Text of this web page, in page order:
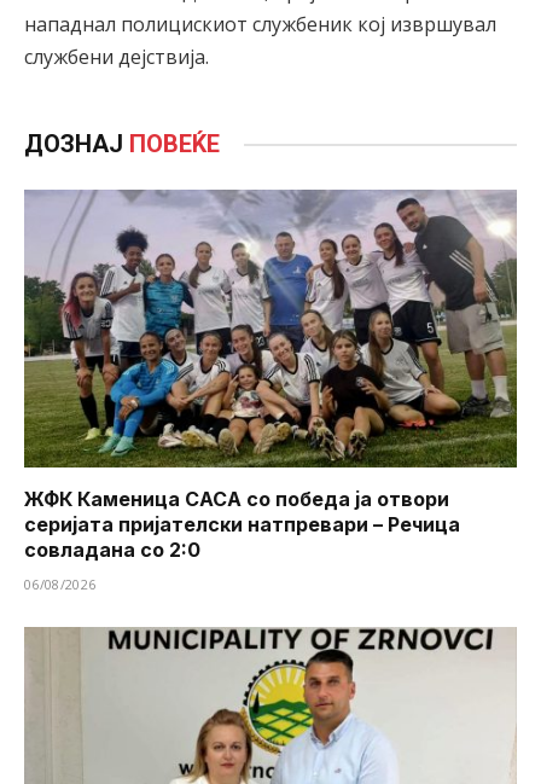
нападнал полицискиот службеник кој извршувал
службени дејствија.
ДОЗНАЈ ПОВЕЌЕ
ЖФК Каменица САСА со победа ја отвори
серијата пријателски натпревари – Речица
совладана со 2:0
06/08/2026